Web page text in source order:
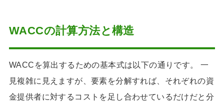
WACCの計算方法と構造
WACCを算出するための基本式は以下の通りです。 一
見複雑に見えますが、要素を分解すれば、それぞれの資
金提供者に対するコストを足し合わせているだけだと分